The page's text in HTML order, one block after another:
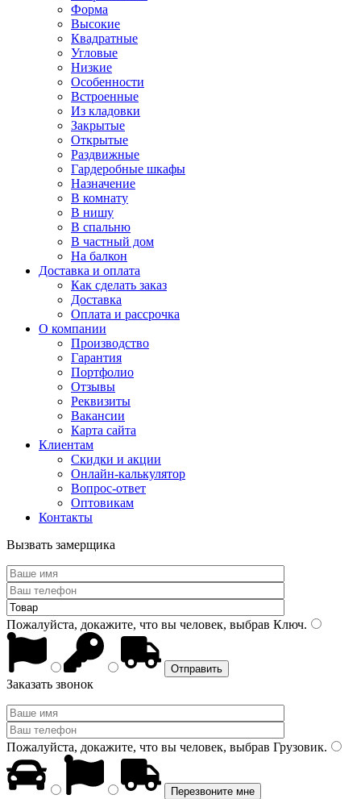
Форма
Высокие
Квадратные
Угловые
Низкие
Особенности
Встроенные
Из кладовки
Закрытые
Открытые
Раздвижные
Гардеробные шкафы
Назначение
В комнату
В нишу
В спальню
В частный дом
На балкон
Доставка и оплата
Как сделать заказ
Доставка
Оплата и рассрочка
О компании
Производство
Гарантия
Портфолио
Отзывы
Реквизиты
Вакансии
Карта сайта
Клиентам
Скидки и акции
Онлайн-калькулятор
Вопрос-ответ
Оптовикам
Контакты
Вызвать замерщика
Пожалуйста, докажите, что вы человек, выбрав Ключ.
Заказать звонок
Пожалуйста, докажите, что вы человек, выбрав Грузовик.